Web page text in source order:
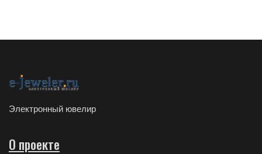
Электронный ювелир
О проекте